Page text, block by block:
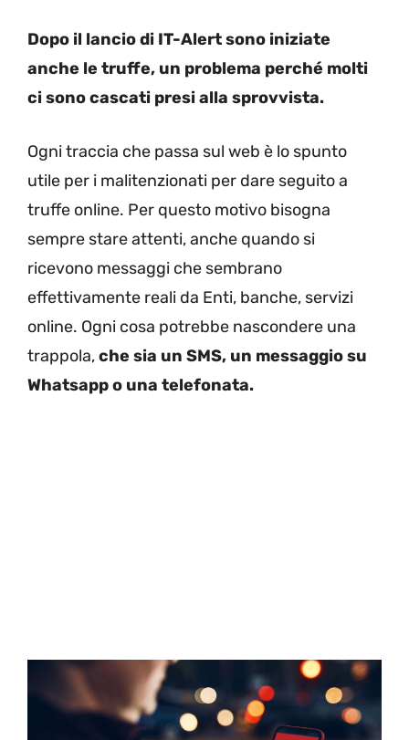
Dopo il lancio di IT-Alert sono iniziate
anche le truffe, un problema perché molti
ci sono cascati presi alla sprovvista.
Ogni traccia che passa sul web è lo spunto
utile per i malitenzionati per dare seguito a
truffe online. Per questo motivo bisogna
sempre stare attenti, anche quando si
ricevono messaggi che sembrano
effettivamente reali da Enti, banche, servizi
online. Ogni cosa potrebbe nascondere una
trappola,che sia un SMS, un messaggio su
Whatsapp o una telefonata.